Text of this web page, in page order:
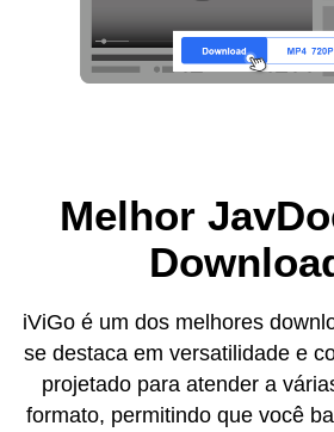
Melhor
iViGo é um dos melhores
se destaca em versatilidade e
projetado para atender a
formato, permitindo que você